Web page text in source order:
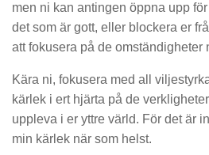
men ni kan antingen öppna upp
det som är gott, eller blockera er
att fokusera på de omständigheter
Kära ni, fokusera med all
kärlek i ert hjärta på de
uppleva i er yttre värld. För det är
min kärlek när som helst.